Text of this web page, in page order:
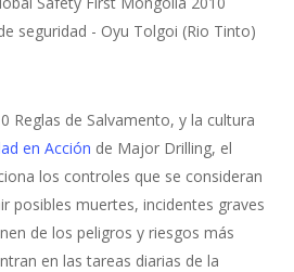
seguridad - Oyu Tolgoi (Rio Tinto)
Reglas de Salvamento, y la cultura
en Acción de Major Drilling, el
los controles que se consideran
posibles muertes, incidentes graves
de los peligros y riesgos más
en las tareas diarias de la